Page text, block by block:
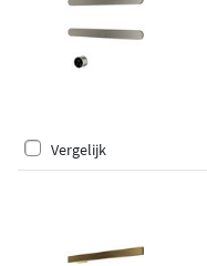
Vergelijk